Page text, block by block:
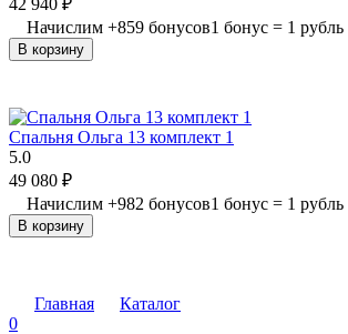
Начислим +859 бонусов1 бонус = 1 рубль
В корзину
Спальня Ольга 13 комплект 1
5.0
49 080 ₽
Начислим +982 бонусов1 бонус = 1 рубль
В корзину
Главная
Каталог
0